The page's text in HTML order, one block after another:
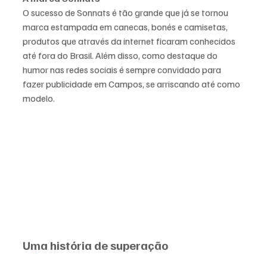
O sucesso de Sonnats é tão grande que já se tornou
marca estampada em canecas, bonés e camisetas,
produtos que através da internet ficaram conhecidos
até fora do Brasil. Além disso, como destaque do
humor nas redes sociais é sempre convidado para
fazer publicidade em Campos, se arriscando até como
modelo.
Uma história de superação